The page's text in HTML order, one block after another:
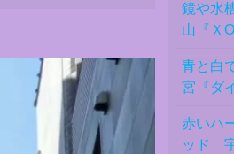
鏡や水
山『Ｘ
青と白
宮『ダ
赤いハ
ッド